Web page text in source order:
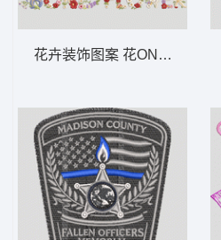
花卉装饰图案 花ONEFLLO